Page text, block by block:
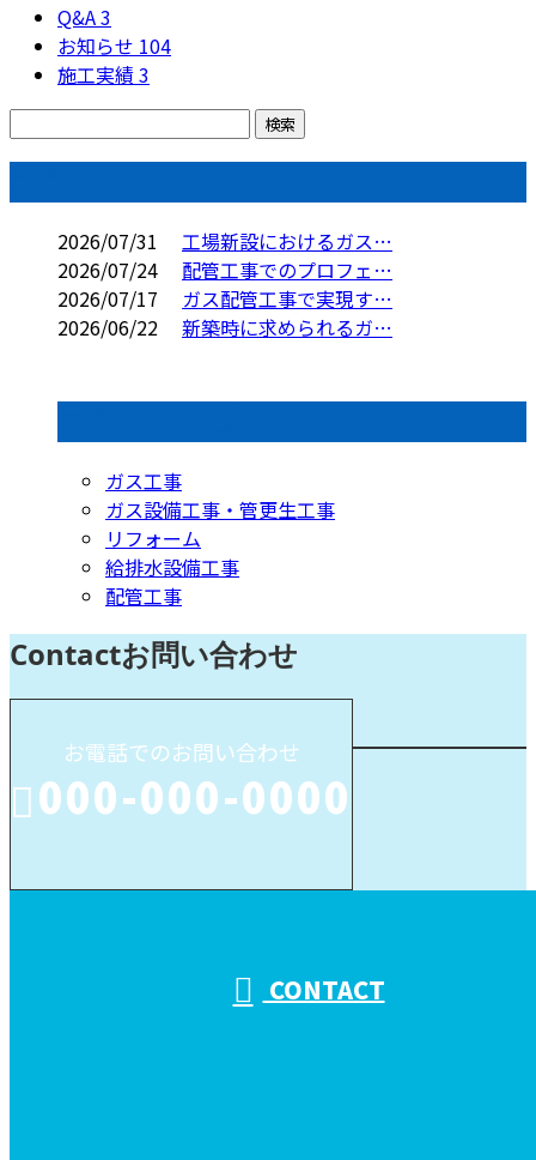
Q&A3
お知らせ 104
施工実績3
2026/07/31
工場新設におけるガス…
2026/07/24
配管工事でのプロフェ…
2026/07/17
ガス配管工事で実現す…
2026/06/22
新築時に求められるガ…
ガス工事
ガス設備工事・管更生工事
リフォーム
給排水設備工事
配管工事
Contactお問い合わせ
お電話でのお問い合わせ
000-000-0000
CONTACT